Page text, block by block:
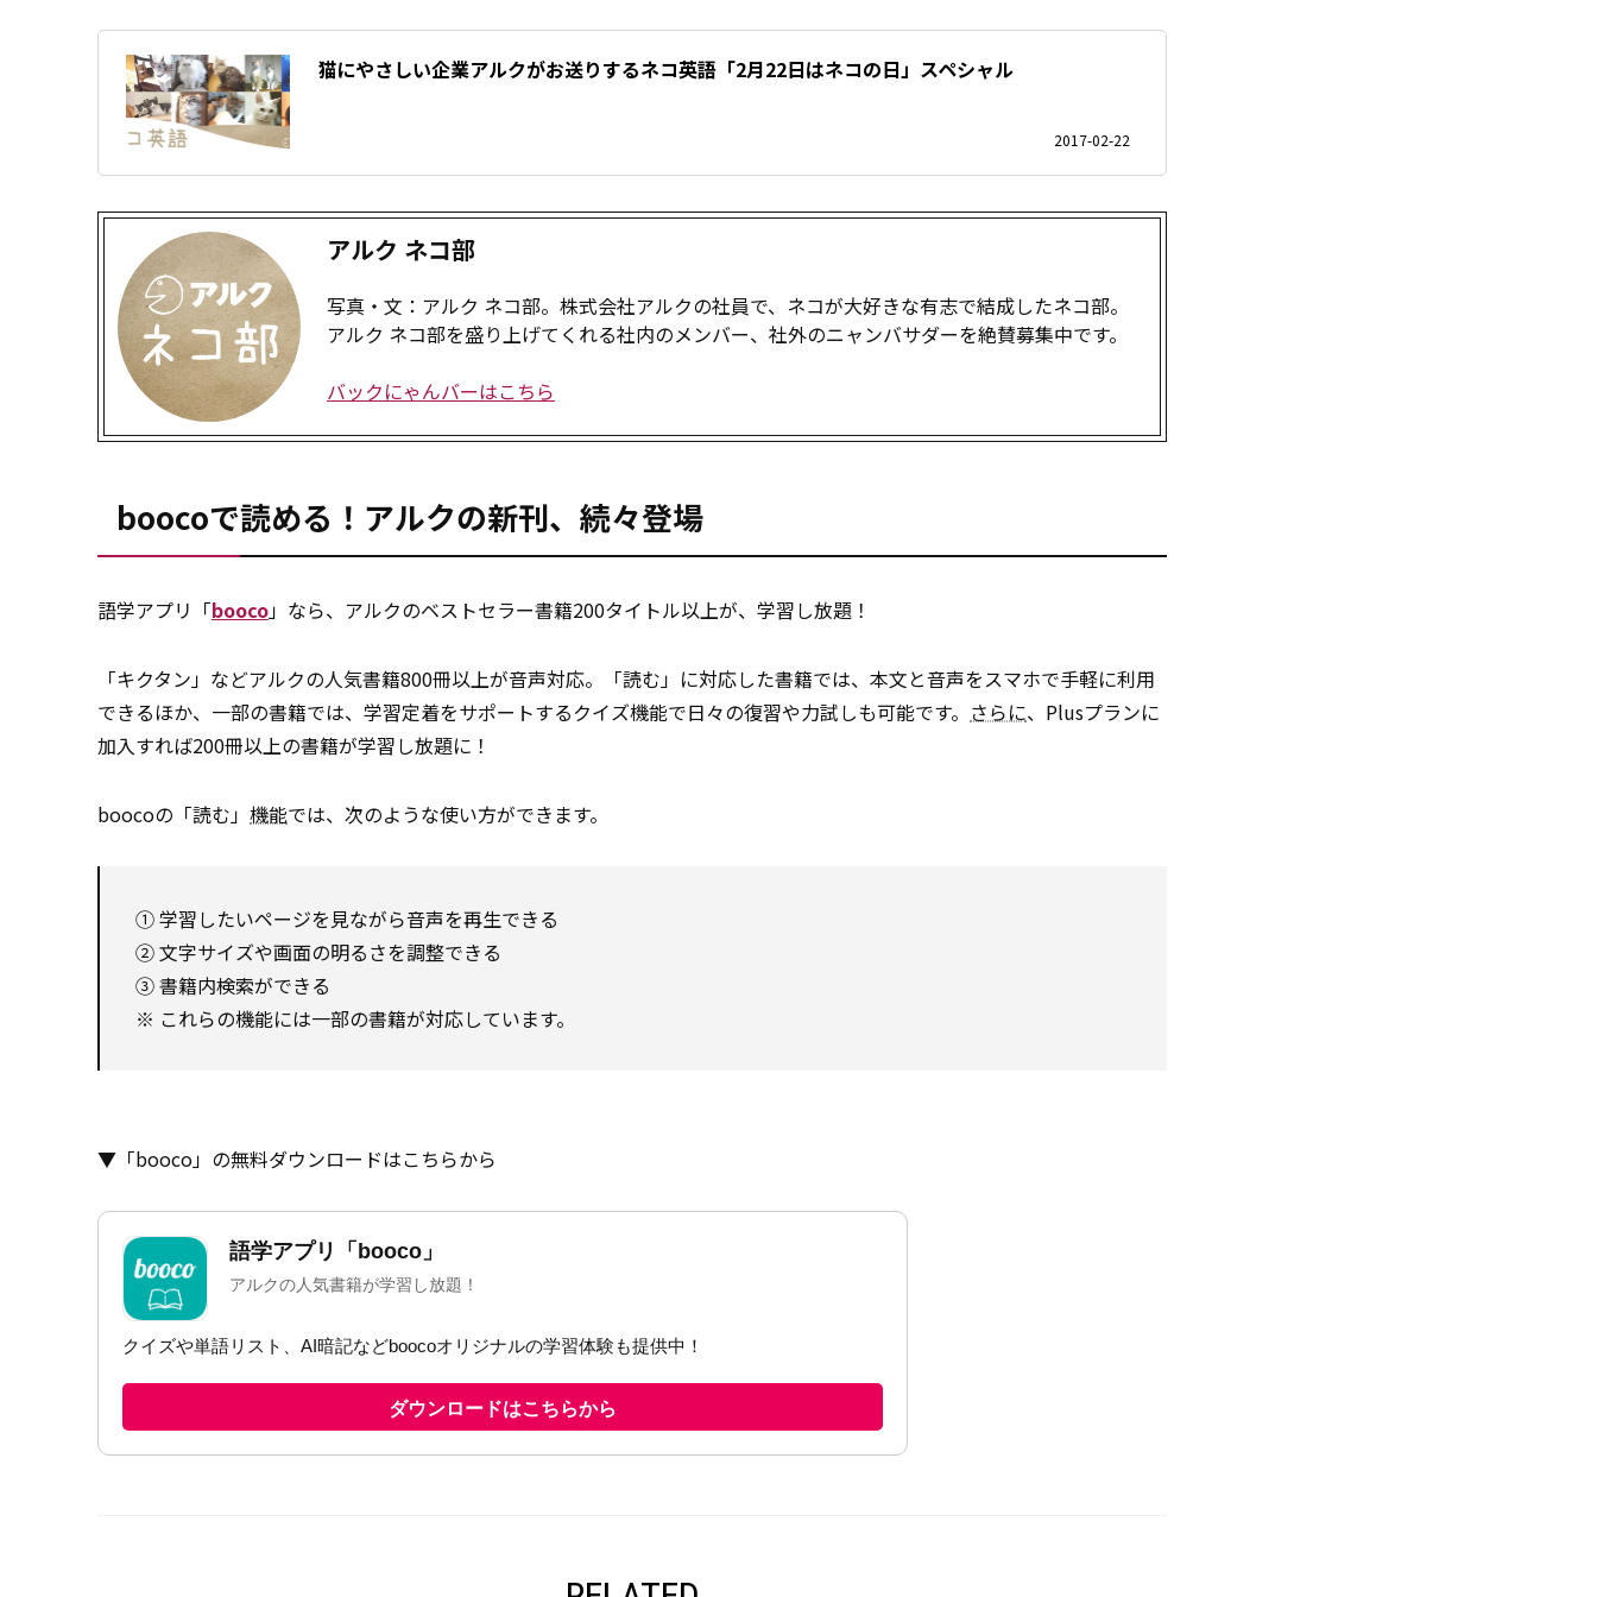
猫にやさしい企業アルクがお送りするネコ英語「2月22日はネコの日」スペシャル
2017-02-22
アルク ネコ部
写真・文：アルク ネコ部。株式会社アルクの社員で、ネコが大好きな有志で結成したネコ部。
アルク ネコ部を盛り上げてくれる社内のメンバー、社外のニャンバサダーを絶賛募集中です。
バックにゃんバーはこちら
boocoで読める！アルクの新刊、続々登場
語学アプリ「booco」なら、アルクのベストセラー書籍200タイトル以上が、学習し放題！
「キクタン」などアルクの人気書籍800冊以上が音声対応。「読む」に対応した書籍では、本文と音声をスマホで手軽に利用
できるほか、一部の書籍では、学習定着をサポートするクイズ機能で日々の復習や力試しも可能です。 さらに、Plusプランに
加入すれば200冊以上の書籍が学習し放題に！
boocoの「読む」 機能では、次のような使い方ができます。
① 学習したいページを見ながら音声を再生できる
② 文字サイズや画面の明るさを調整できる
③ 書籍内検索ができる
※ これらの機能には一部の書籍が対応しています。
▼「booco」の無料ダウンロードはこちらから